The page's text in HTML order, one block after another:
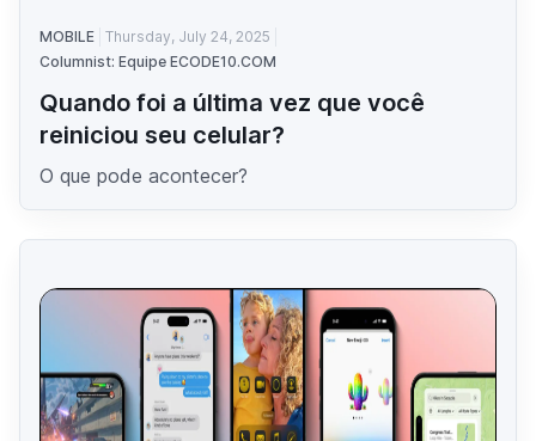
MOBILE Thursday, July 24, 2025
Columnist: Equipe ECODE10.COM
Quando foi a última vez que você
reiniciou seu celular?
O que pode acontecer?